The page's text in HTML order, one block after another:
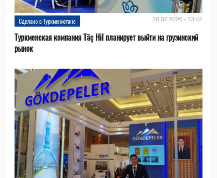
Сделано в Туркменистане 28.07.2026 - 13:42
Туркменская компания Täç Hil планирует выйти на грузинский
рынок